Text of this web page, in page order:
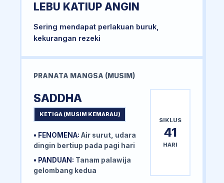
LEBU KATIUP ANGIN
Sering mendapat perlakuan buruk,
kekurangan rezeki
PRANATA MANGSA (MUSIM)
SADDHA
KETIGA (MUSIM KEMARAU)
• FENOMENA: Air surut, udara
dingin bertiup pada pagi hari
• PANDUAN: Tanam palawija
gelombang kedua
SIKLUS
41
HARI